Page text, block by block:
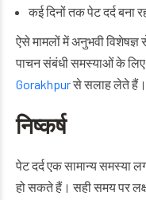
कई दिनों तक पेट दर्द बना
ऐसे मामलों में अनुभवी विशेषज्ञ
पाचन संबंधी समस्याओं के लिए
Gorakhpurसे सलाह लेते हैं।
निष्कर्ष
पेट दर्द एक सामान्य समस्या
हो सकते हैं। सही समय पर